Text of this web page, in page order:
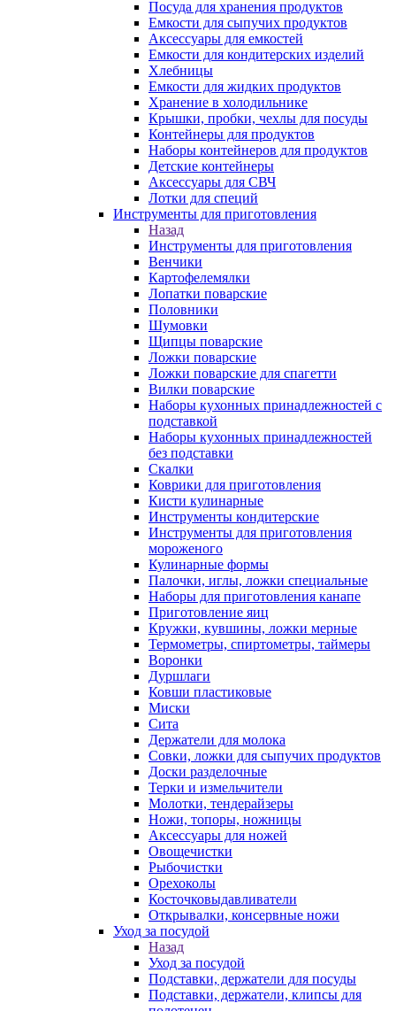
Посуда для хранения продуктов
Емкости для сыпучих продуктов
Аксессуары для емкостей
Емкости для кондитерских изделий
Хлебницы
Емкости для жидких продуктов
Хранение в холодильнике
Крышки, пробки, чехлы для посуды
Контейнеры для продуктов
Наборы контейнеров для продуктов
Детские контейнеры
Аксессуары для СВЧ
Лотки для специй
Инструменты для приготовления
Назад
Инструменты для приготовления
Венчики
Картофелемялки
Лопатки поварские
Половники
Шумовки
Щипцы поварские
Ложки поварские
Ложки поварские для спагетти
Вилки поварские
Наборы кухонных принадлежностей с
подставкой
Наборы кухонных принадлежностей
без подставки
Скалки
Коврики для приготовления
Кисти кулинарные
Инструменты кондитерские
Инструменты для приготовления
мороженого
Кулинарные формы
Палочки, иглы, ложки специальные
Наборы для приготовления канапе
Приготовление яиц
Кружки, кувшины, ложки мерные
Термометры, спиртометры, таймеры
Воронки
Дуршлаги
Ковши пластиковые
Миски
Сита
Держатели для молока
Совки, ложки для сыпучих продуктов
Доски разделочные
Терки и измельчители
Молотки, тендерайзеры
Ножи, топоры, ножницы
Аксессуары для ножей
Овощечистки
Рыбочистки
Орехоколы
Косточковыдавливатели
Открывалки, консервные ножи
Уход за посудой
Назад
Уход за посудой
Подставки, держатели для посуды
Подставки, держатели, клипсы для